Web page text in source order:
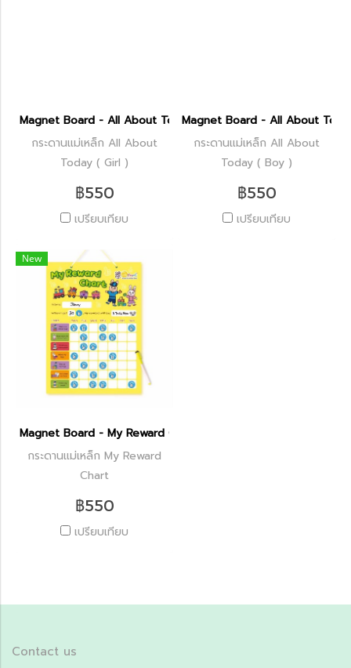
Magnet Board - All About Today ( Girl )
กระดานแม่เหล็ก All About
Today ( Girl )
฿550
เปรียบเทียบ
Magnet Board - All About
กระดานแม่เหล็ก All About
Today ( Boy )
฿550
เปรียบเทียบ
New
Magnet Board - My Reward Chart
กระดานแม่เหล็ก My Reward
Chart
฿550
เปรียบเทียบ
Contact us